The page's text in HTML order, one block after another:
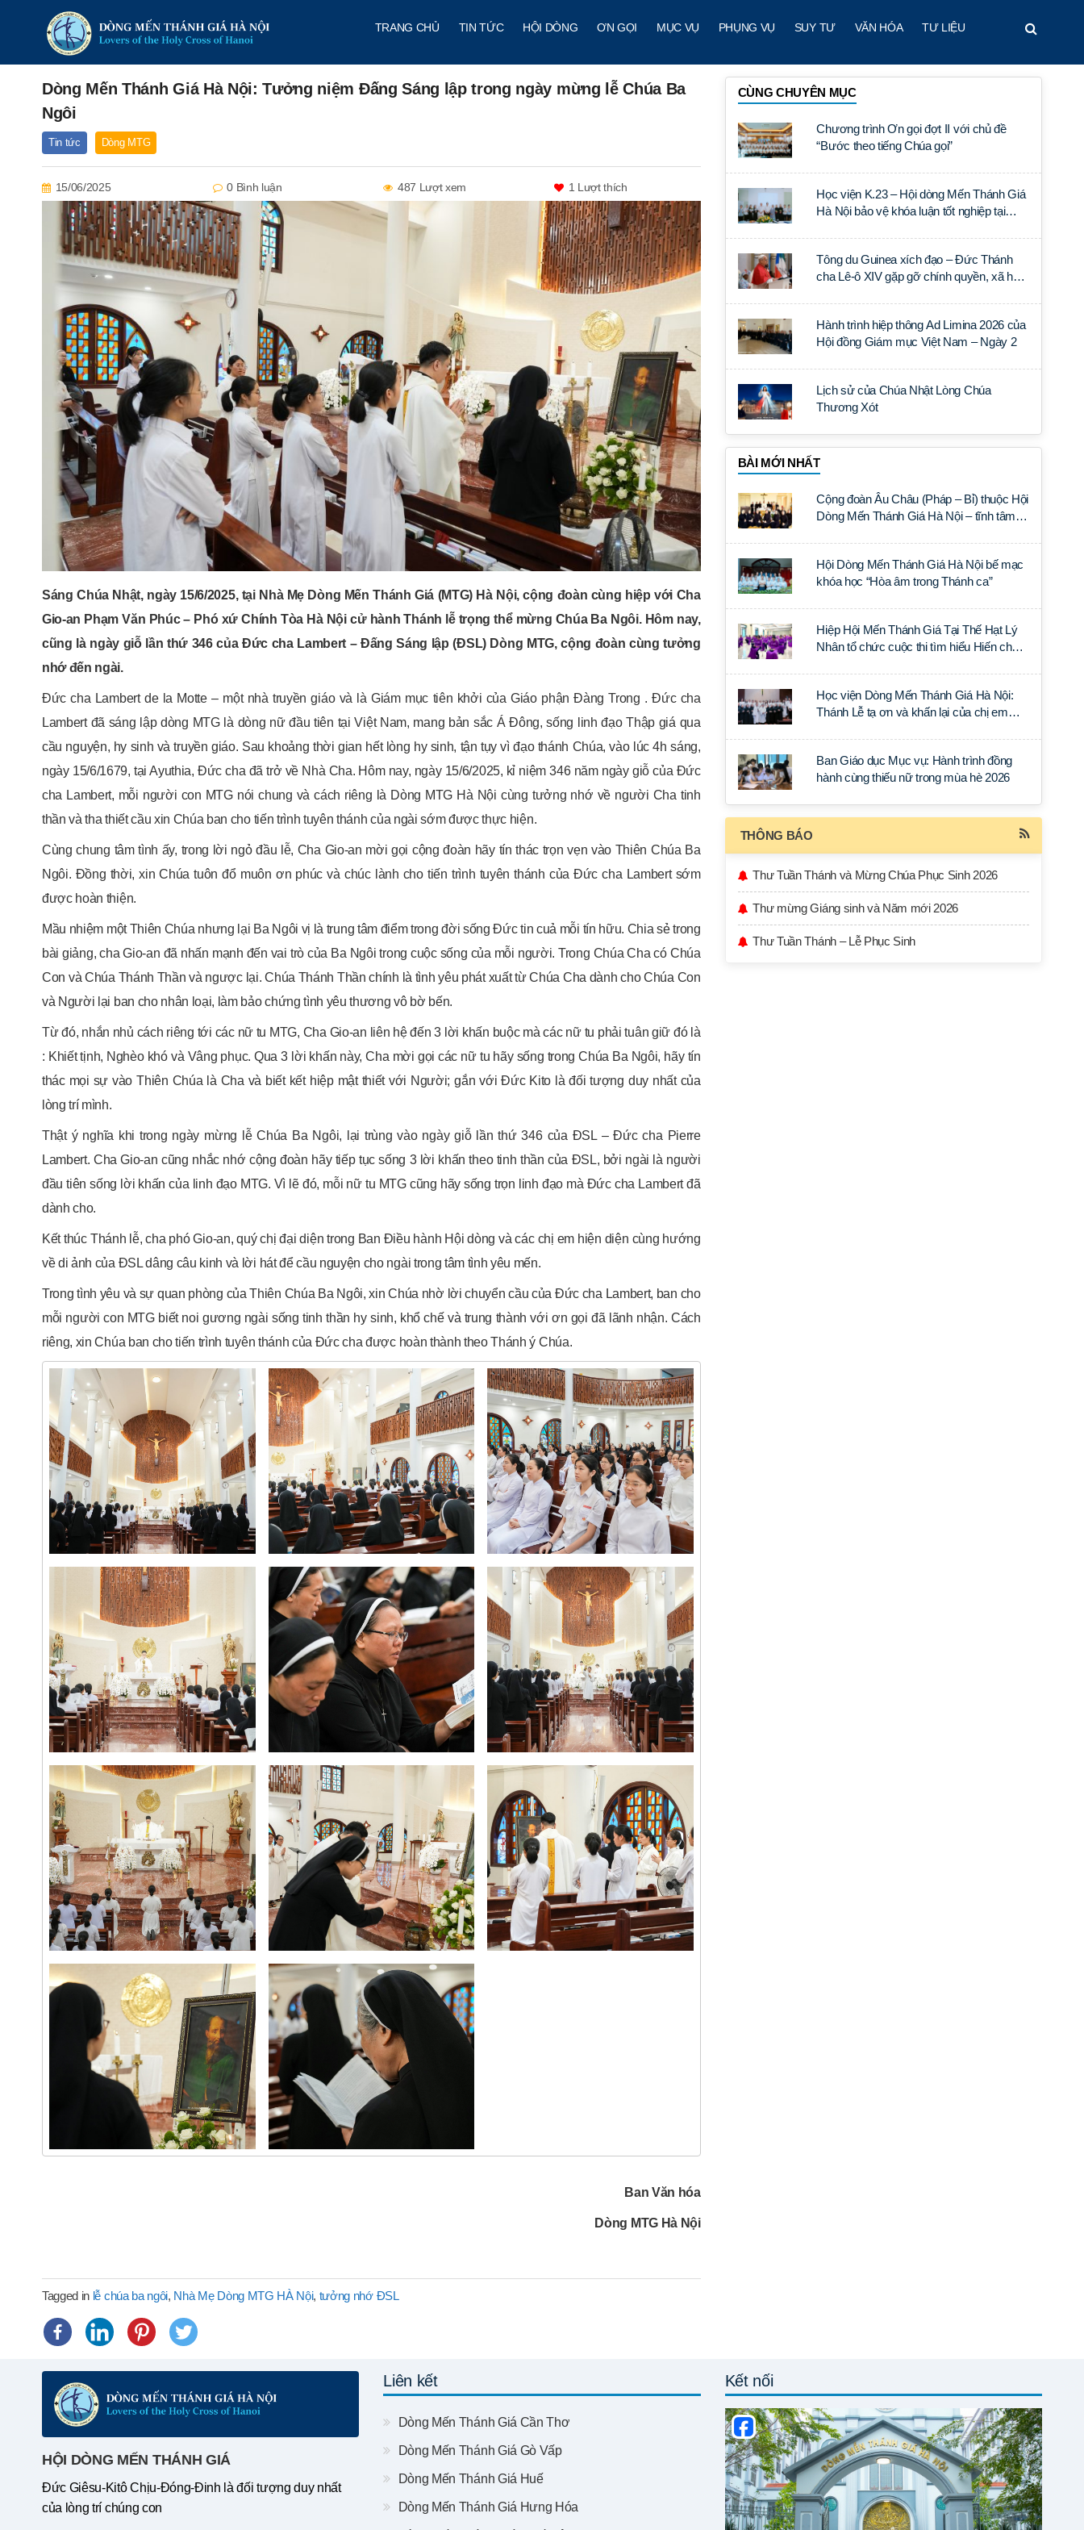
TRANG CHỦ TIN TỨC HỘI DÒNG ƠN GỌI MỤC VỤ PHỤNG VỤ SUY TƯ VĂN HÓA TƯ LIỆU
Dòng Mến Thánh Giá Hà Nội: Tưởng niệm Đấng Sáng lập trong ngày mừng lễ Chúa Ba
Ngôi
Tin tức Dòng MTG
15/06/2025 0 Bình luận 487 Lượt xem 1 Lượt thích
Sáng Chúa Nhật, ngày 15/6/2025, tại Nhà Mẹ Dòng Mến Thánh Giá (MTG) Hà Nội, cộng đoàn cùng hiệp với Cha
Gio-an Phạm Văn Phúc – Phó xứ Chính Tòa Hà Nội cử hành Thánh lễ trọng thể mừng Chúa Ba Ngôi. Hôm nay,
cũng là ngày giỗ lần thứ 346 của Đức cha Lambert – Đấng Sáng lập (ĐSL) Dòng MTG, cộng đoàn cùng tưởng
nhớ đến ngài.
Đức cha Lambert de la Motte – một nhà truyền giáo và là Giám mục tiên khởi của Giáo phận Đàng Trong . Đức cha
Lambert đã sáng lập dòng MTG là dòng nữ đầu tiên tại Việt Nam, mang bản sắc Á Đông, sống linh đạo Thập giá qua
cầu nguyện, hy sinh và truyền giáo. Sau khoảng thời gian hết lòng hy sinh, tận tụy vì đạo thánh Chúa, vào lúc 4h sáng,
ngày 15/6/1679, tại Ayuthia, Đức cha đã trở về Nhà Cha. Hôm nay, ngày 15/6/2025, kỉ niệm 346 năm ngày giỗ của Đức
cha Lambert, mỗi người con MTG nói chung và cách riêng là Dòng MTG Hà Nội cùng tưởng nhớ về người Cha tinh
thần và tha thiết cầu xin Chúa ban cho tiến trình tuyên thánh của ngài sớm được thực hiện.
Cùng chung tâm tình ấy, trong lời ngỏ đầu lễ, Cha Gio-an mời gọi cộng đoàn hãy tín thác trọn vẹn vào Thiên Chúa Ba
Ngôi. Đồng thời, xin Chúa tuôn đổ muôn ơn phúc và chúc lành cho tiến trình tuyên thánh của Đức cha Lambert sớm
được hoàn thiện.
Mầu nhiệm một Thiên Chúa nhưng lại Ba Ngôi vị là trung tâm điểm trong đời sống Đức tin cuả mỗi tín hữu. Chia sẻ trong
bài giảng, cha Gio-an đã nhấn mạnh đến vai trò của Ba Ngôi trong cuộc sống của mỗi người. Trong Chúa Cha có Chúa
Con và Chúa Thánh Thần và ngược lại. Chúa Thánh Thần chính là tình yêu phát xuất từ Chúa Cha dành cho Chúa Con
và Người lại ban cho nhân loại, làm bảo chứng tình yêu thương vô bờ bến.
Từ đó, nhắn nhủ cách riêng tới các nữ tu MTG, Cha Gio-an liên hệ đến 3 lời khấn buộc mà các nữ tu phải tuân giữ đó là
: Khiết tịnh, Nghèo khó và Vâng phục. Qua 3 lời khấn này, Cha mời gọi các nữ tu hãy sống trong Chúa Ba Ngôi, hãy tín
thác mọi sự vào Thiên Chúa là Cha và biết kết hiệp mật thiết với Người; gắn với Đức Kito là đối tượng duy nhất của
lòng trí mình.
Thật ý nghĩa khi trong ngày mừng lễ Chúa Ba Ngôi, lại trùng vào ngày giỗ lần thứ 346 của ĐSL – Đức cha Pierre
Lambert. Cha Gio-an cũng nhắc nhớ cộng đoàn hãy tiếp tục sống 3 lời khấn theo tinh thần của ĐSL, bởi ngài là người
đầu tiên sống lời khấn của linh đạo MTG. Vì lẽ đó, mỗi nữ tu MTG cũng hãy sống trọn linh đạo mà Đức cha Lambert đã
dành cho.
Kết thúc Thánh lễ, cha phó Gio-an, quý chị đại diện trong Ban Điều hành Hội dòng và các chị em hiện diện cùng hướng
về di ảnh của ĐSL dâng câu kinh và lời hát để cầu nguyện cho ngài trong tâm tình yêu mến.
Trong tình yêu và sự quan phòng của Thiên Chúa Ba Ngôi, xin Chúa nhờ lời chuyển cầu của Đức cha Lambert, ban cho
mỗi người con MTG biết noi gương ngài sống tinh thần hy sinh, khổ chế và trung thành với ơn gọi đã lãnh nhận. Cách
riêng, xin Chúa ban cho tiến trình tuyên thánh của Đức cha được hoàn thành theo Thánh ý Chúa.
Ban Văn hóa
Dòng MTG Hà Nội
Tagged in lễ chúa ba ngôi, Nhà Mẹ Dòng MTG HÀ Nội, tưởng nhớ ĐSL
CÙNG CHUYÊN MỤC
Chương trình Ơn gọi đợt II với chủ đề
“Bước theo tiếng Chúa gọi”
Học viện K.23 – Hội dòng Mến Thánh Giá
Hà Nội bảo vệ khóa luận tốt nghiệp tại
Tông du Guinea xích đạo – Đức Thánh
cha Lê-ô XIV gặp gỡ chính quyền, xã hội
Hành trình hiệp thông Ad Limina 2026 của
Hội đồng Giám mục Việt Nam – Ngày 2
Lịch sử của Chúa Nhật Lòng Chúa
Thương Xót
BÀI MỚI NHẤT
Cộng đoàn Âu Châu (Pháp – Bỉ) thuộc Hội
Dòng Mến Thánh Giá Hà Nội – tĩnh tâm
Hội Dòng Mến Thánh Giá Hà Nội bế mạc
khóa học “Hòa âm trong Thánh ca”
Hiệp Hội Mến Thánh Giá Tại Thế Hạt Lý
Nhân tổ chức cuộc thi tìm hiểu Hiến chế
Học viện Dòng Mến Thánh Giá Hà Nội:
Thánh Lễ tạ ơn và khấn lại của chị em
Ban Giáo dục Mục vụ: Hành trình đồng
hành cùng thiếu nữ trong mùa hè 2026
THÔNG BÁO
Thư Tuần Thánh và Mừng Chúa Phục Sinh 2026
Thư mừng Giáng sinh và Năm mới 2026
Thư Tuần Thánh – Lễ Phục Sinh
HỘI DÒNG MẾN THÁNH GIÁ
Đức Giêsu-Kitô Chịu-Đóng-Đinh là đối tượng duy nhất
của lòng trí chúng con
Liên kết
Dòng Mến Thánh Giá Cần Thơ
Dòng Mến Thánh Giá Gò Vấp
Dòng Mến Thánh Giá Huế
Dòng Mến Thánh Giá Hưng Hóa
Kết nối